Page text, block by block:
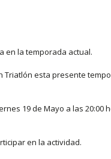
en la temporada actual.
esta presente
19 de Mayo a las 20:00
en la actividad.